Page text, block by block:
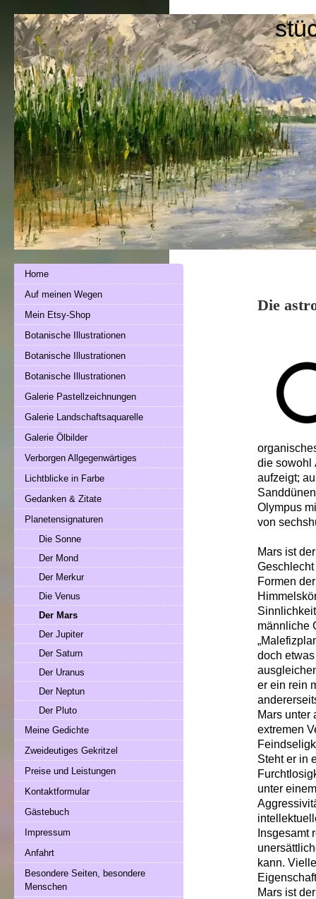
Die
die sowohl
aufzeigt;
Olympus
von
Mars ist
Formen
männliche
doch
er ein rein
Mars unter
extremen
Steht er in
unter
Insgesamt
kann.
Mars ist
Home
Auf meinen Wegen
Mein Etsy-Shop
Botanische Illustrationen
Botanische Illustrationen
Botanische Illustrationen
Galerie Pastellzeichnungen
Galerie Landschaftsaquarelle
Galerie Ölbilder
Verborgen Allgegenwärtiges
Lichtblicke in Farbe
Gedanken & Zitate
Planetensignaturen
Die Sonne
Der Mond
Der Merkur
Die Venus
Der Mars
Der Jupiter
Der Saturn
Der Uranus
Der Neptun
Der Pluto
Meine Gedichte
Zweideutiges Gekritzel
Preise und Leistungen
Kontaktformular
Gästebuch
Impressum
Anfahrt
Besondere Seiten, besondere
Menschen